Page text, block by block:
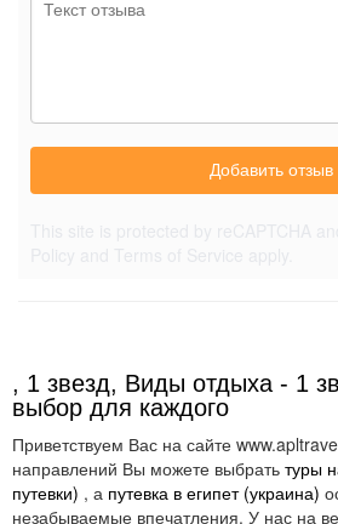
Добавить отзыв
, 1 звезд, Виды отдыха - 1
выбор для каждого
Приветствуем Вас на сайте
направлений Вы можете выбрать туры
путевки) , а путевка в египет (украина)
незабываемые впечатления. У нас на